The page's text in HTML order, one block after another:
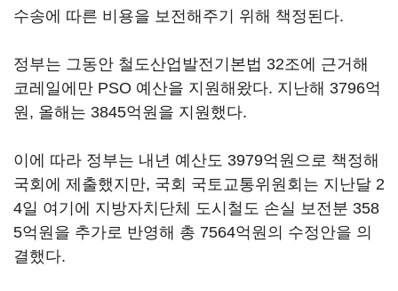
수송에 따른 비용을 보전해주기 위해 책정된다.
정부는 그동안 철도산업발전기본법 32조에 근거해
코레일에만 PSO 예산을 지원해왔다. 지난해 3796억
원, 올해는 3845억원을 지원했다.
이에 따라 정부는 내년 예산도 3979억원으로 책정해
국회에 제출했지만, 국회 국토교통위원회는 지난달 2
4일 여기에 지방자치단체 도시철도 손실 보전분 358
5억원을 추가로 반영해 총 7564억원의 수정안을 의
결했다.